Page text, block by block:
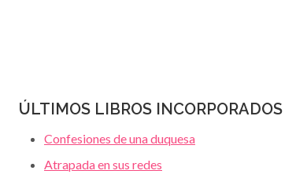
ÚLTIMOS LIBROS INCORPORADOS
Confesiones de una duquesa
Atrapada en sus redes